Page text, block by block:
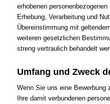
erhobenen
Erhebung, Verarbeitung und
Übereinstimmung mit
weiteren gesetzlichen
streng vertraulich behandelt
Umfang und Zweck
Wenn Sie uns eine Bewerbung
Ihre damit verbundenen